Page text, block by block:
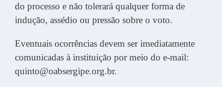
do processo e não tolerará qualquer forma de
indução, assédio ou pressão sobre o voto.
Eventuais ocorrências devem ser imediatamente
comunicadas à instituição por meio do e-mail:
quinto@oabsergipe.org.br.